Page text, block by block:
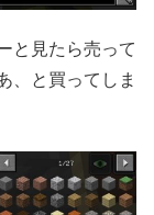
と見たら売って
、と買ってしま